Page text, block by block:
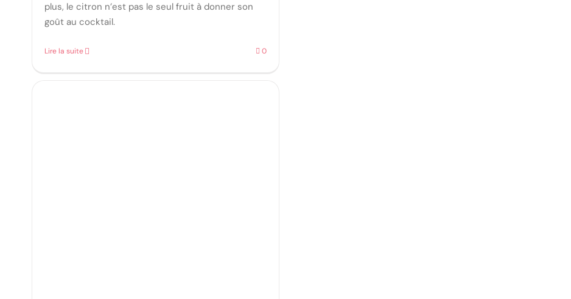
plus, le citron n’est pas le seul fruit à donner son
goût au cocktail.
Lire la suite 0